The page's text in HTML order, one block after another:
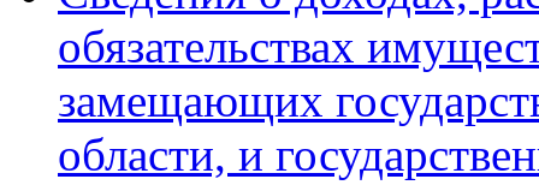
обязательствах
замещающих
области, и